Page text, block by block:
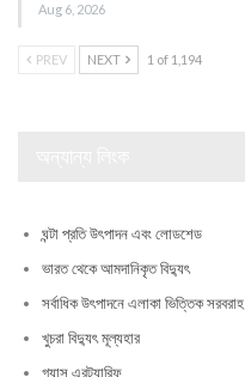
Aug 6, 2026
PREV NEXT 1 of 1,194
ঘন্টা প্রতি উৎপাদন এবং লোডশেড
ভারত থেকে আমদানিকৃত বিদ্যুৎ
সর্বাধিক উৎপাদনে এলাকা ভিত্তিক সরবরাহ
খুচরা বিদ্যুৎ মূল্যহার
গ্যাস এরট্যারিফ